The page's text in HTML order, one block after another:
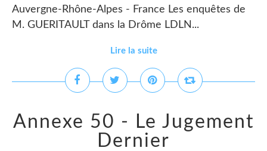
Auvergne-Rhône-Alpes - France Les enquêtes de
M. GUERITAULT dans la Drôme LDLN...
Lire la suite
Annexe 50 - Le Jugement
Dernier